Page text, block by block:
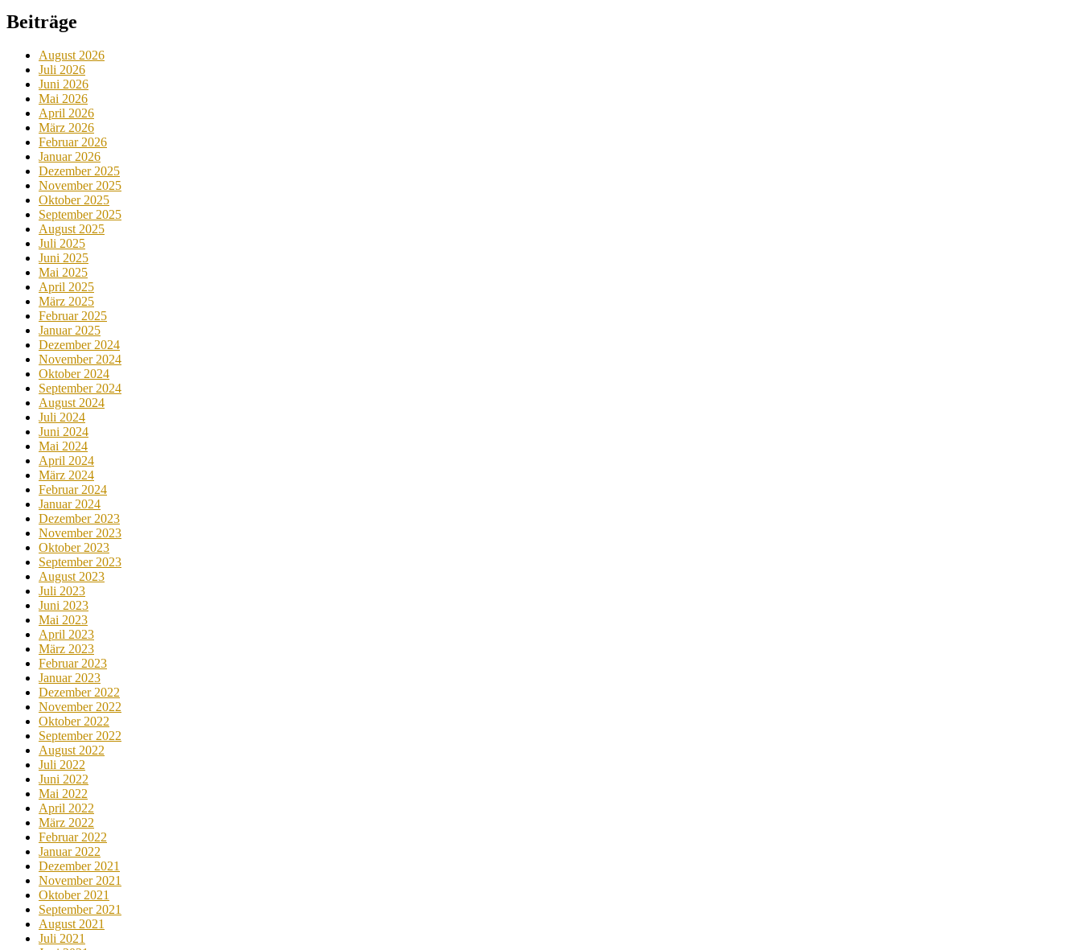
Beiträge
August 2026
Juli 2026
Juni 2026
Mai 2026
April 2026
März 2026
Februar 2026
Januar 2026
Dezember 2025
November 2025
Oktober 2025
September 2025
August 2025
Juli 2025
Juni 2025
Mai 2025
April 2025
März 2025
Februar 2025
Januar 2025
Dezember 2024
November 2024
Oktober 2024
September 2024
August 2024
Juli 2024
Juni 2024
Mai 2024
April 2024
März 2024
Februar 2024
Januar 2024
Dezember 2023
November 2023
Oktober 2023
September 2023
August 2023
Juli 2023
Juni 2023
Mai 2023
April 2023
März 2023
Februar 2023
Januar 2023
Dezember 2022
November 2022
Oktober 2022
September 2022
August 2022
Juli 2022
Juni 2022
Mai 2022
April 2022
März 2022
Februar 2022
Januar 2022
Dezember 2021
November 2021
Oktober 2021
September 2021
August 2021
Juli 2021